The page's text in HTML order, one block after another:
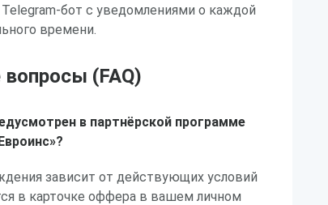
бот с уведомлениями о каждой
времени.
(FAQ)
в партнёрской программе
зависит от действующих условий
в карточке оффера в вашем личном